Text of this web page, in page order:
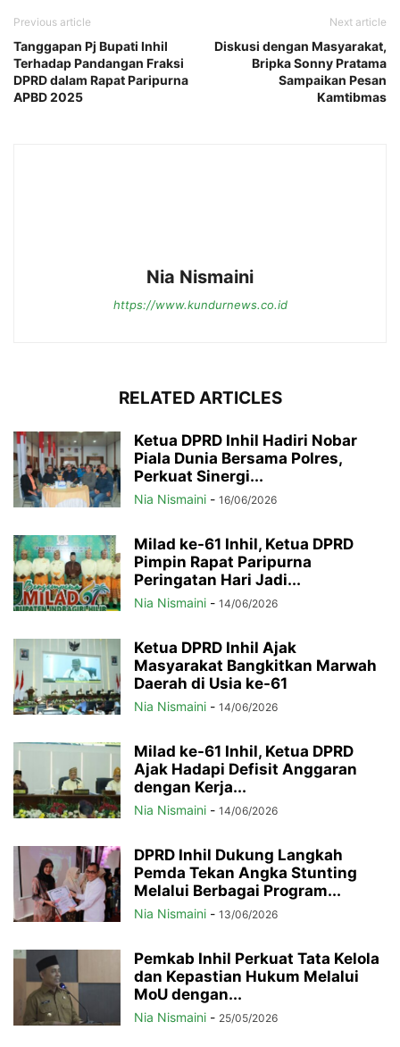
Previous article
Tanggapan Pj Bupati Inhil
Terhadap Pandangan Fraksi
DPRD dalam Rapat Paripurna
APBD 2025
Next article
Diskusi dengan Masyarakat,
Bripka Sonny Pratama
Sampaikan Pesan
Kamtibmas
Nia Nismaini
https://www.kundurnews.co.id
RELATED ARTICLES
Ketua DPRD Inhil Hadiri Nobar
Piala Dunia Bersama Polres,
Perkuat Sinergi...
Nia Nismaini - 16/06/2026
Milad ke-61 Inhil, Ketua DPRD
Pimpin Rapat Paripurna
Peringatan Hari Jadi...
Nia Nismaini - 14/06/2026
Ketua DPRD Inhil Ajak
Masyarakat Bangkitkan Marwah
Daerah di Usia ke-61
Nia Nismaini - 14/06/2026
Milad ke-61 Inhil, Ketua DPRD
Ajak Hadapi Defisit Anggaran
dengan Kerja...
Nia Nismaini - 14/06/2026
DPRD Inhil Dukung Langkah
Pemda Tekan Angka Stunting
Melalui Berbagai Program...
Nia Nismaini - 13/06/2026
Pemkab Inhil Perkuat Tata Kelola
dan Kepastian Hukum Melalui
MoU dengan...
Nia Nismaini - 25/05/2026